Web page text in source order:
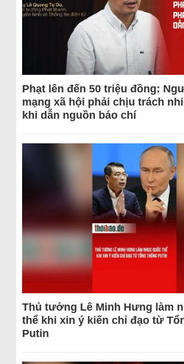
Phạt lên đến 50 triệu đồng:
mạng xã hội phải chịu trách
khi dẫn nguồn báo chí
Thủ tướng Lê Minh Hưng làm
thể khi xin ý kiến chỉ đạo từ
Putin